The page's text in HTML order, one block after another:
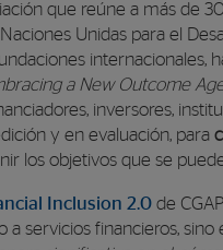
que reúne a más de
Unidas para el
internacionales,
a New Outcome
inversores,
y en evaluación, para
los objetivos que se
Inclusion 2.0 de
a servicios financieros, sino